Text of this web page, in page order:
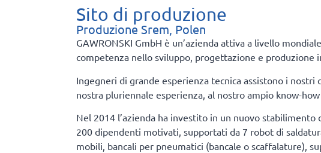
Sito di produzione
Produzione Srem, Polen
GAWRONSKI GmbH è un’azienda attiva a livello
competenza nello sviluppo, progettazione e
Ingegneri di grande esperienza tecnica assistono i
nostra pluriennale esperienza, al nostro ampio know-
Nel 2014 l’azienda ha investito in un nuovo stabilimento
200 dipendenti motivati, supportati da 7 robot di
mobili, bancali per pneumatici (bancale o scaffalature),